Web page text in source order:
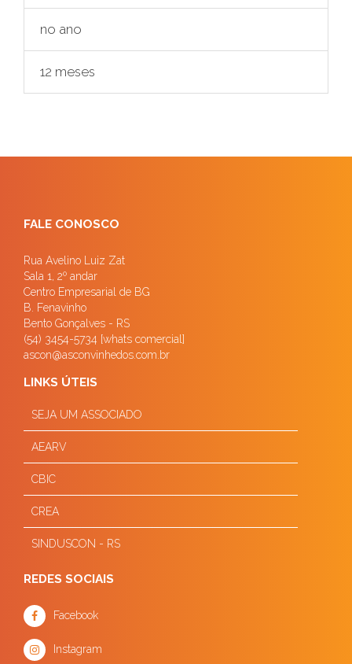
no ano
12 meses
FALE CONOSCO
Rua Avelino Luiz Zat
Sala 1, 2º andar
Centro Empresarial de BG
B. Fenavinho
Bento Gonçalves - RS
(54) 3454-5734 [whats comercial]
ascon@asconvinhedos.com.br
LINKS ÚTEIS
SEJA UM ASSOCIADO
AEARV
CBIC
CREA
SINDUSCON - RS
REDES SOCIAIS
Facebook
Instagram